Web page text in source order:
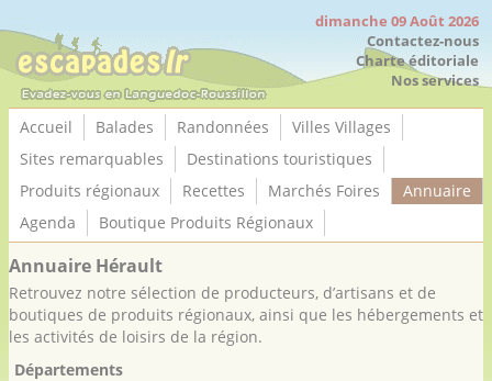
dimanche 09 Août 2026
Contactez-nous
Charte éditoriale
Nos services
Accueil Balades Randonnées
Villes Villages
Sites remarquables
Destinations touristiques
Produits régionaux
Recettes Marchés Foires
Annuaire
Agenda
Boutique Produits Régionaux
Annuaire Hérault
Retrouvez notre sélection de producteurs, d’artisans et de
boutiques de produits régionaux, ainsi que les hébergements et
les activités de loisirs de la région.
Départements